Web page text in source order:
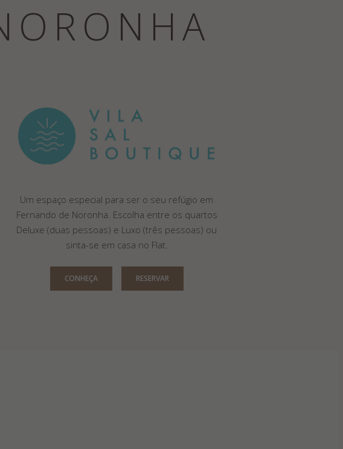
Um espaço especial para ser o seu refúgio em
Fernando de Noronha. Escolha entre os quartos
Deluxe (duas pessoas) e Luxo (três pessoas) ou
sinta-se em casa no Flat.
CONHEÇA RESERVAR